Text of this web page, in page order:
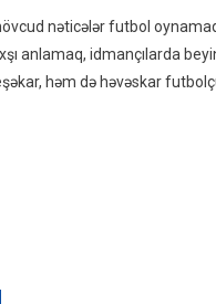
nəticələr futbol
anlamaq, idmançılarda
həm də həvəskar